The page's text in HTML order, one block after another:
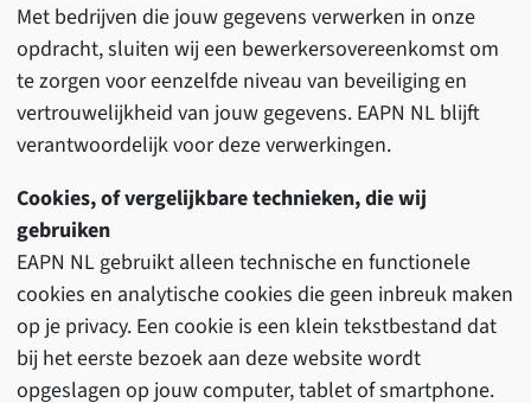
Met bedrijven die jouw gegevens verwerken in onze
opdracht, sluiten wij een bewerkersovereenkomst om
te zorgen voor eenzelfde niveau van beveiliging en
vertrouwelijkheid van jouw gegevens. EAPN NL blijft
verantwoordelijk voor deze verwerkingen.
Cookies, of vergelijkbare technieken, die wij
gebruiken
EAPN NL gebruikt alleen technische en functionele
cookies en analytische cookies die geen inbreuk maken
op je privacy. Een cookie is een klein tekstbestand dat
bij het eerste bezoek aan deze website wordt
opgeslagen op jouw computer, tablet of smartphone.